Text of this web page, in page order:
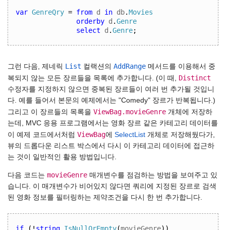
var GenreQry = from d in db.Movies
orderby d .Genre
select d .Genre;
그런 다음, 제네릭 List 컬랙션의 AddRange 메서드를 이용해서 중
복되지 않는 모든 장르들을 목록에 추가합니다. (이 때, Distinct
수정자를 지정하지 않으면 중복된 장르들이 여러 번 추가될 것입니
다. 예를 들어서 본문의 예제에서는 "Comedy" 장르가 반복됩니다.)
그리고 이 장르들의 목록을 ViewBag.movieGenre 개체에 저장하
는데, MVC 응용 프로그램에서는 영화 장르 같은 카테고리 데이터를
이 예제 코드에서처럼 ViewBag에 SelectList 개체로 저장해뒀다가,
뷰의 드롭다운 리스트 박스에서 다시 이 카테고리 데이터에 접근하
는 것이 일반적인 활용 방법입니다.
다음 코드는 movieGenre 매개변수를 점검하는 방법을 보여주고 있
습니다. 이 매개변수가 비어있지 않다면 쿼리에 지정된 장르로 검색
된 영화 정보를 필터링하는 제약조건을 다시 한 번 추가합니다.